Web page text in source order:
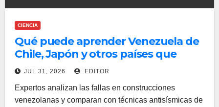
CIENCIA
Qué puede aprender Venezuela de
Chile, Japón y otros países que
construyen edificios ‘sobre patines’
JUL 31, 2026 EDITOR
Expertos analizan las fallas en construcciones
venezolanas y comparan con técnicas antisísmicas de